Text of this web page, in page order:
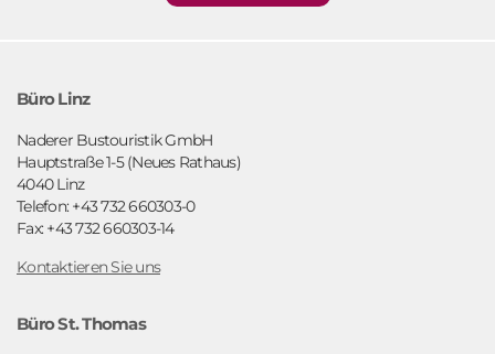
Büro Linz
Naderer Bustouristik GmbH
Hauptstraße 1-5 (Neues Rathaus)
4040 Linz
Telefon: +43 732 660303-0
Fax: +43 732 660303-14
Kontaktieren Sie uns
Büro St. Thomas